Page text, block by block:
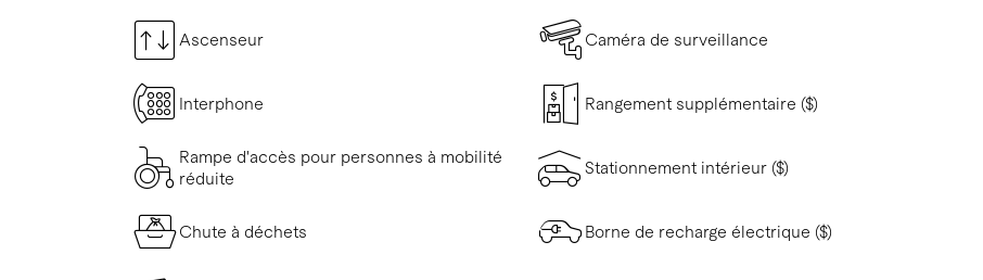
Ascenseur Caméra de surveillance
Interphone Rangement supplémentaire ($)
Rampe d'accès pour personnes à mobilité
réduite
Stationnement intérieur ($)
Chute à déchets Borne de recharge électrique ($)